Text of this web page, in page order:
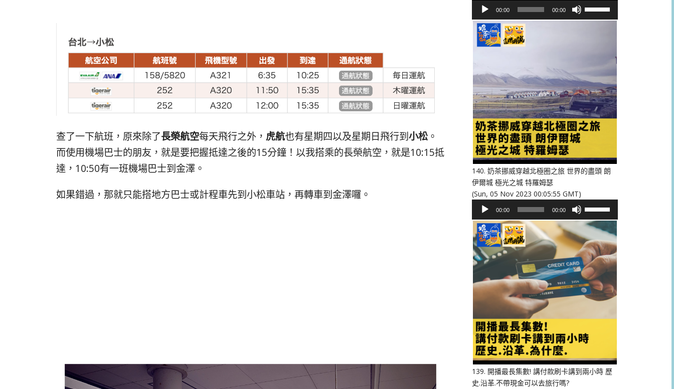
查了一下航班，原來除了長榮航空每天飛行之外， 虎航也有星期四以及星期日飛行到小松 。
而使用機場巴士的朋友，就是要把握抵達之後的15分鐘！以我搭乘的長榮航空，就是10:15抵
達，10:50有一班機場巴士到金澤。
如果錯過，那就只能搭地方巴士或計程車先到小松車站，再轉車到金澤囉。
播
放
00:00 00:00
以
提
高
或
降
量。
140. 奶茶挪威穿越北極圈之旅 世界的盡頭 朗
伊爾城 極光之城 特羅姆瑟
(Sun, 05 Nov 2023 00:05:55 GMT)
播
放
器
00:00 00:00
向
上/
向
下
鍵
以
提
或
降
低
量。
139. 開播最長集數! 講付款刷卡講到兩小時 歷
史.沿革.不帶現金可以去旅行嗎?